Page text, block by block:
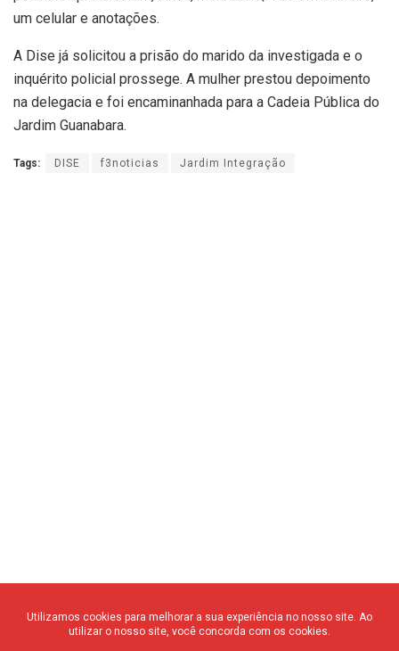
um celular e anotações.
A Dise já solicitou a prisão do marido da investigada e o
inquérito policial prossege. A mulher prestou depoimento
na delegacia e foi encaminanhada para a Cadeia Pública do
Jardim Guanabara.
Tags: DISE f3noticias Jardim Integração